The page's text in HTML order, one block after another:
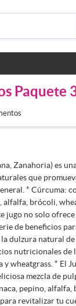
Paquete
Zanahoria) es
que
* Cúrcuma:
alfalfa, brócoli,
jugo no solo
de beneficios
dulzura natural
nutricionales de
wheatgrass. * El
mezcla de
pepino, alfalfa,
revitalizar tu